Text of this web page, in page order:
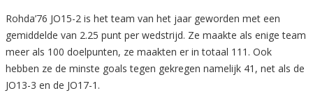
Rohda’76 JO15-2 is het team van het jaar geworden met een
gemiddelde van 2.25 punt per wedstrijd. Ze maakte als enige team
meer als 100 doelpunten, ze maakten er in totaal 111. Ook
hebben ze de minste goals tegen gekregen namelijk 41, net als de
JO13-3 en de JO17-1.